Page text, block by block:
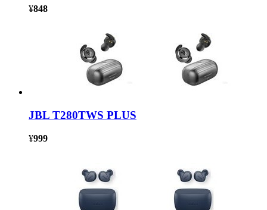
¥848
JBL T280TWS PLUS
¥999